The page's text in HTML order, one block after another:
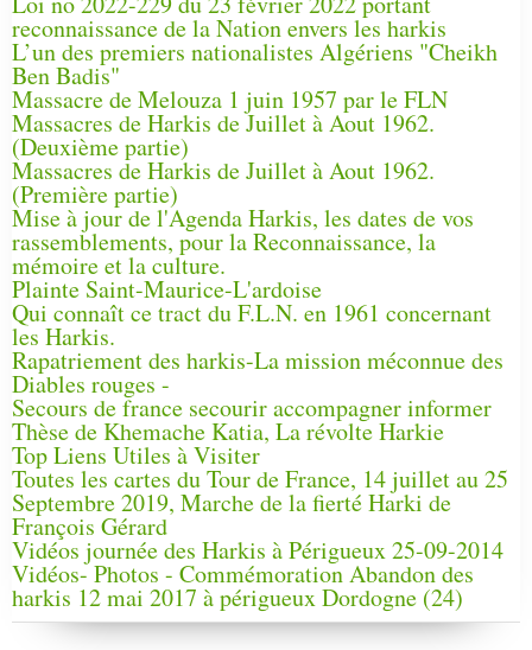
reconnaissance de la Nation envers les harkis
L’un des premiers nationalistes Algériens "Cheikh
Ben Badis"
Massacre de Melouza 1 juin 1957 par le FLN
Massacres de Harkis de Juillet à Aout 1962.
(Deuxième partie)
Massacres de Harkis de Juillet à Aout 1962.
(Première partie)
Mise à jour de l'Agenda Harkis, les dates de vos
rassemblements, pour la Reconnaissance, la
mémoire et la culture.
Plainte Saint-Maurice-L'ardoise
Qui connaît ce tract du F.L.N. en 1961 concernant
les Harkis.
Rapatriement des harkis-La mission méconnue des
Diables rouges -
Secours de france secourir accompagner informer
Thèse de Khemache Katia, La révolte Harkie
Top Liens Utiles à Visiter
Toutes les cartes du Tour de France, 14 juillet au 25
Septembre 2019, Marche de la fierté Harki de
François Gérard
Vidéos journée des Harkis à Périgueux 25-09-2014
Vidéos- Photos - Commémoration Abandon des
harkis 12 mai 2017 à périgueux Dordogne (24)